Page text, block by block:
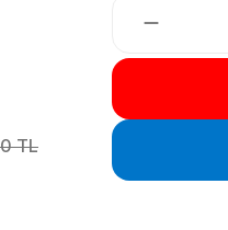
TL